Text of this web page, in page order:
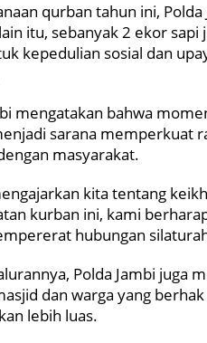
qurban tahun ini,
itu, sebanyak 2 ekor
kepedulian sosial dan
mengatakan bahwa
sarana memperkuat
masyarakat.
kita tentang
kurban ini, kami
hubungan
Polda Jambi juga
dan warga yang
lebih luas.